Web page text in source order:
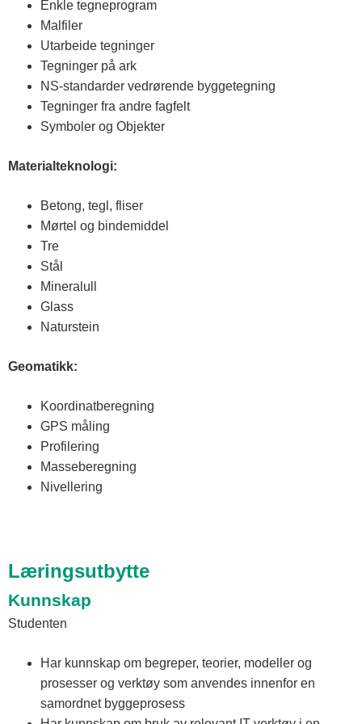
Enkle tegneprogram
Malfiler
Utarbeide tegninger
Tegninger på ark
NS-standarder vedrørende byggetegning
Tegninger fra andre fagfelt
Symboler og Objekter
Materialteknologi:
Betong, tegl, fliser
Mørtel og bindemiddel
Tre
Stål
Mineralull
Glass
Naturstein
Geomatikk:
Koordinatberegning
GPS måling
Profilering
Masseberegning
Nivellering
Læringsutbytte
Kunnskap
Studenten
Har kunnskap om begreper, teorier, modeller og
prosesser og verktøy som anvendes innenfor en
samordnet byggeprosess